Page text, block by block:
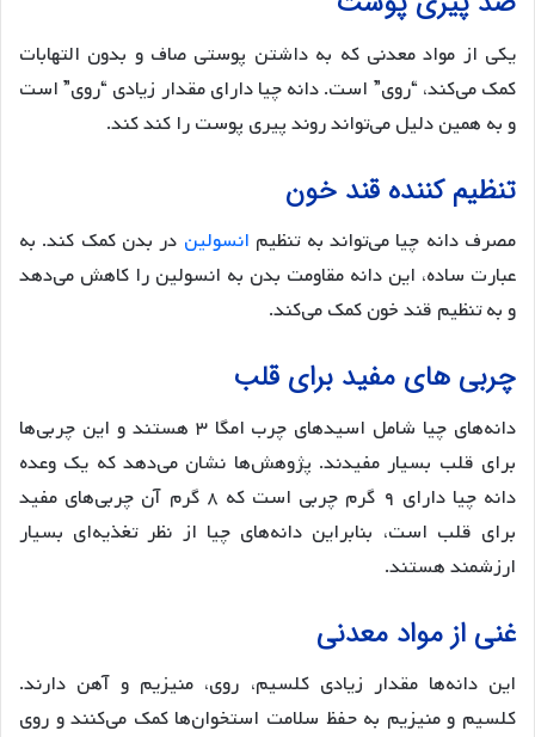
یکی از مواد معدنی که به داشتن پوستی صاف و بدون التهابات
کمک می‌کند، “روی” است. دانه چیا دارای مقدار زیادی “روی” است
و به همین دلیل می‌تواند روند پیری پوست را کند کند.
تنظیم کننده قند خون
مصرف دانه چیا می‌تواند به تنظیم انسولین در بدن کمک کند. به
عبارت ساده، این دانه مقاومت بدن به انسولین را کاهش می‌دهد
و به تنظیم قند خون کمک می‌کند.
چربی های مفید برای قلب
دانه‌های چیا شامل اسیدهای چرب امگا ۳ هستند و این چربی‌ها
برای قلب بسیار مفیدند. پژوهش‌ها نشان می‌دهد که یک وعده
دانه چیا دارای ۹ گرم چربی است که ۸ گرم آن چربی‌های مفید
برای قلب است، بنابراین دانه‌های چیا از نظر تغذیه‌ای بسیار
ارزشمند هستند.
غنی از مواد معدنی
این دانه‌ها مقدار زیادی کلسیم، روی، منیزیم و آهن دارند.
کلسیم و منیزیم به حفظ سلامت استخوان‌ها کمک می‌کنند و روی